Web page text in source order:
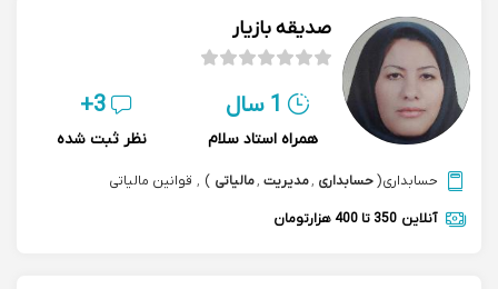
صدیقه بازیار
1 سال
همراه استاد سلام
3+
نظر ثبت شده
حسابداری(حسابداری ,مدیریت ,مالیاتی )
, قوانین مالیاتی
آنلاین 350 تا 400 هزارتومان